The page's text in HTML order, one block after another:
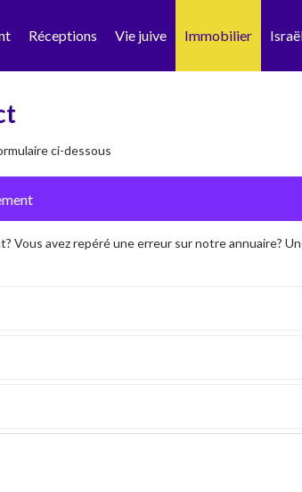
Réceptions Vie juive Immobilier
ci-dessous
Vous avez repéré une erreur sur notre annuaire?